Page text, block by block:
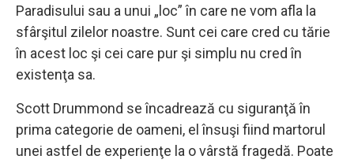
Paradisului sau a unui „loc” în care ne vom afla la
sfârşitul zilelor noastre. Sunt cei care cred cu tărie
în acest loc şi cei care pur şi simplu nu cred în
existenţa sa.
Scott Drummond se încadrează cu siguranţă în
prima categorie de oameni, el însuşi fiind martorul
unei astfel de experienţe la o vârstă fragedă. Poate